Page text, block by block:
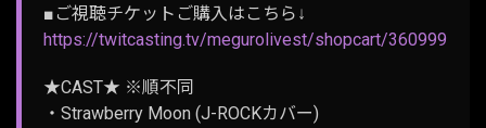
■ご視聴チケットご購入はこちら↓
https://twitcasting.tv/megurolivest/shopcart/360999
★CAST★ ※順不同
・Strawberry Moon (J-ROCKカバー)